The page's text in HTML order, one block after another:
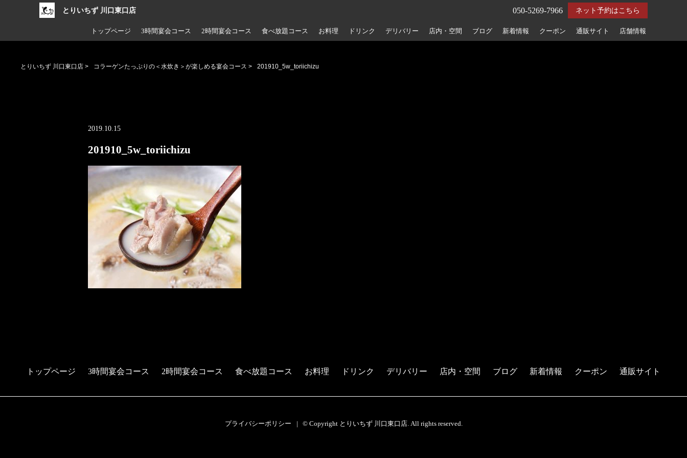
とりいちず 川口東口店 ネット予約はこちら
050-5269-7966
トップページ 3時間宴会コース 2時間宴会コース 食べ放題コース お料理 ドリンク デリバリー 店内・空間 ブログ 新着情報 クーポン 通販サイト 店舗情報
とりいちず 川口東口店 > コラーゲンたっぷりの＜水炊き＞が楽しめる宴会コース > 201910_5w_toriichizu
2019.10.15
201910_5w_toriichizu
トップページ 3時間宴会コース 2時間宴会コース 食べ放題コース お料理 ドリンク デリバリー 店内・空間 ブログ 新着情報 クーポン 通販サイト
プライバシーポリシー © Copyright とりいちず 川口東口店. All rights reserved.